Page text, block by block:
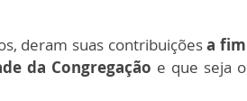
deram suas contribuiçõesa fim
da Congregação e que seja o